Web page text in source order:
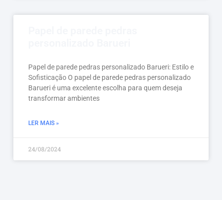
Papel de parede pedras personalizado Barueri: Estilo e
Sofisticação O papel de parede pedras personalizado
Barueri é uma excelente escolha para quem deseja
transformar ambientes
LER MAIS »
24/08/2024